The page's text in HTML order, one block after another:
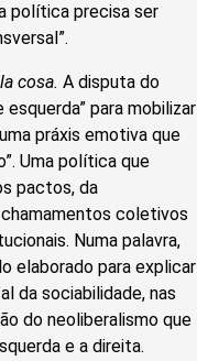
política precisa ser
cosa. A disputa do
esquerda” para mobilizar
práxis emotiva que
Uma política que
pactos, da
coletivos
Numa palavra,
elaborado para explicar
da sociabilidade, nas
do neoliberalismo que
e a direita.